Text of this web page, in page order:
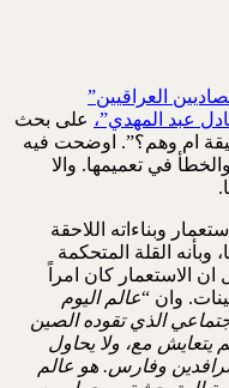
العراقيين”
على بحث
ام وهم؟”. اوضحت فيه
في تعميمها. والا
وبناءاته اللاحقة
وبأنه القلة المتحكمة
الاستعمار كان امراً
وان “عالم اليوم
الذي تقوده الصين
يتعايش مع، ولا يحاول
وفارس. هو عالم